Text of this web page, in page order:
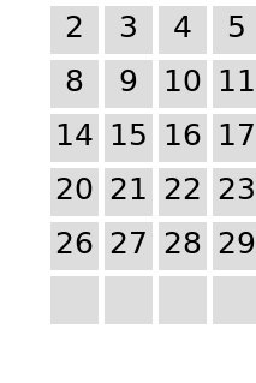
2
3 4 5
8
9 10 11
14 15 16 17
20 21 22 23
26 27 28 29